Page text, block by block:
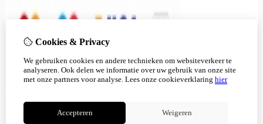
Cookies & Privacy
We gebruiken cookies en andere technieken om websiteverkeer te
analyseren. Ook delen we informatie over uw gebruik van onze site
met onze partners voor analyse. Lees onze cookieverklaring hier
Accepteren Weigeren